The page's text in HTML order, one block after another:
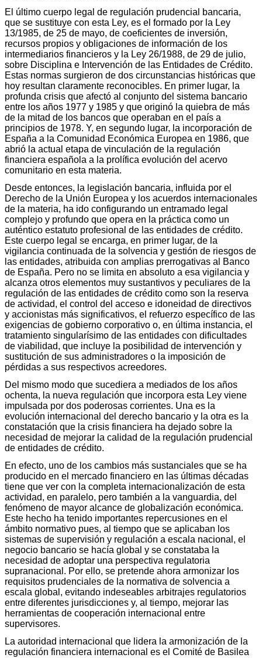
El último cuerpo legal de regulación prudencial bancaria,
que se sustituye con esta Ley, es el formado por la Ley
13/1985, de 25 de mayo, de coeficientes de inversión,
recursos propios y obligaciones de información de los
intermediarios financieros y la Ley 26/1988, de 29 de julio,
sobre Disciplina e Intervención de las Entidades de Crédito.
Estas normas surgieron de dos circunstancias históricas que
hoy resultan claramente reconocibles. En primer lugar, la
profunda crisis que afectó al conjunto del sistema bancario
entre los años 1977 y 1985 y que originó la quiebra de más
de la mitad de los bancos que operaban en el país a
principios de 1978. Y, en segundo lugar, la incorporación de
España a la Comunidad Económica Europea en 1986, que
abrió la actual etapa de vinculación de la regulación
financiera española a la prolífica evolución del acervo
comunitario en esta materia.
Desde entonces, la legislación bancaria, influida por el
Derecho de la Unión Europea y los acuerdos internacionales
de la materia, ha ido configurando un entramado legal
complejo y profundo que opera en la práctica como un
auténtico estatuto profesional de las entidades de crédito.
Este cuerpo legal se encarga, en primer lugar, de la
vigilancia continuada de la solvencia y gestión de riesgos de
las entidades, atribuida con amplias prerrogativas al Banco
de España. Pero no se limita en absoluto a esa vigilancia y
alcanza otros elementos muy sustantivos y peculiares de la
regulación de las entidades de crédito como son la reserva
de actividad, el control del acceso e idoneidad de directivos
y accionistas más significativos, el refuerzo específico de las
exigencias de gobierno corporativo o, en última instancia, el
tratamiento singularísimo de las entidades con dificultades
de viabilidad, que incluye la posibilidad de intervención y
sustitución de sus administradores o la imposición de
pérdidas a sus respectivos acreedores.
Del mismo modo que sucediera a mediados de los años
ochenta, la nueva regulación que incorpora esta Ley viene
impulsada por dos poderosas corrientes. Una es la
evolución internacional del derecho bancario y la otra es la
constatación que la crisis financiera ha dejado sobre la
necesidad de mejorar la calidad de la regulación prudencial
de entidades de crédito.
En efecto, uno de los cambios más sustanciales que se ha
producido en el mercado financiero en las últimas décadas
tiene que ver con la completa internacionalización de esta
actividad, en paralelo, pero también a la vanguardia, del
fenómeno de mayor alcance de globalización económica.
Este hecho ha tenido importantes repercusiones en el
ámbito normativo pues, al tiempo que se aplicaban los
sistemas de supervisión y regulación a escala nacional, el
negocio bancario se hacía global y se constataba la
necesidad de adoptar una perspectiva regulatoria
supranacional. Por ello, se pretende ahora armonizar los
requisitos prudenciales de la normativa de solvencia a
escala global, evitando indeseables arbitrajes regulatorios
entre diferentes jurisdicciones y, al tiempo, mejorar las
herramientas de cooperación internacional entre
supervisores.
La autoridad internacional que lidera la armonización de la
regulación financiera internacional es el Comité de Basilea